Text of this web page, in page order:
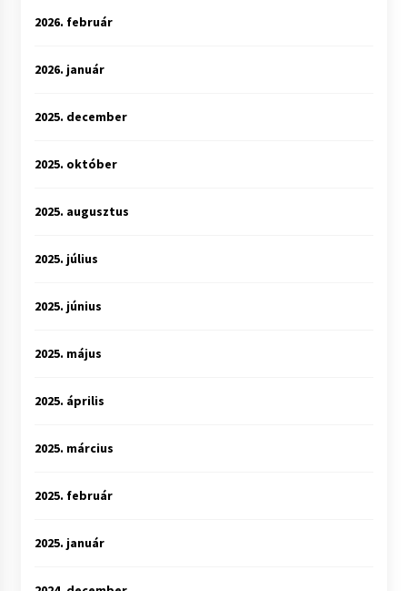
2026. február
2026. január
2025. december
2025. október
2025. augusztus
2025. július
2025. június
2025. május
2025. április
2025. március
2025. február
2025. január